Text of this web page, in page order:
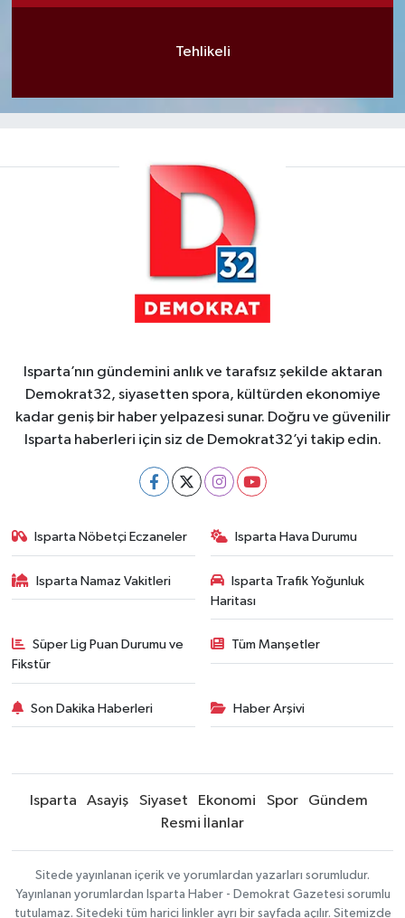
Tehlikeli
Isparta’nın gündemini anlık ve tarafsız şekilde aktaran
Demokrat32, siyasetten spora, kültürden ekonomiye
kadar geniş bir haber yelpazesi sunar. Doğru ve güvenilir
Isparta haberleri için siz de Demokrat32’yi takip edin.
Isparta Nöbetçi Eczaneler Isparta Hava Durumu
Isparta Namaz Vakitleri
Isparta Trafik Yoğunluk
Haritası
Süper Lig Puan Durumu ve
Fikstür
Tüm Manşetler
Son Dakika Haberleri Haber Arşivi
Isparta Asayiş Siyaset Ekonomi Spor
Gündem
Resmi İlanlar
Sitede yayınlanan içerik ve yorumlardan yazarları sorumludur.
Yayınlanan yorumlardan Isparta Haber - Demokrat Gazetesi sorumlu
tutulamaz. Sitedeki tüm harici linkler ayrı bir sayfada açılır. Sitemizde